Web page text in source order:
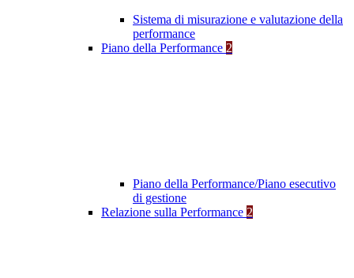
Sistema di misurazione e valutazione della
performance
Piano della Performance 2
Piano della Performance/Piano esecutivo
di gestione
Relazione sulla Performance 2